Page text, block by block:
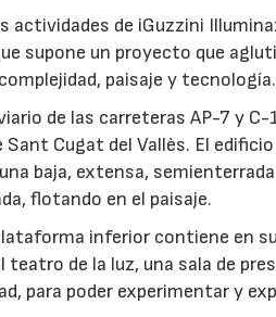
actividades de iGuzzini
supone un proyecto que
paisaje y tecnología.
de las carreteras AP-7 y
Cugat del Vallès. El
baja, extensa,
flotando en el paisaje.
inferior contiene en
de la luz, una sala de
para poder experimentar y